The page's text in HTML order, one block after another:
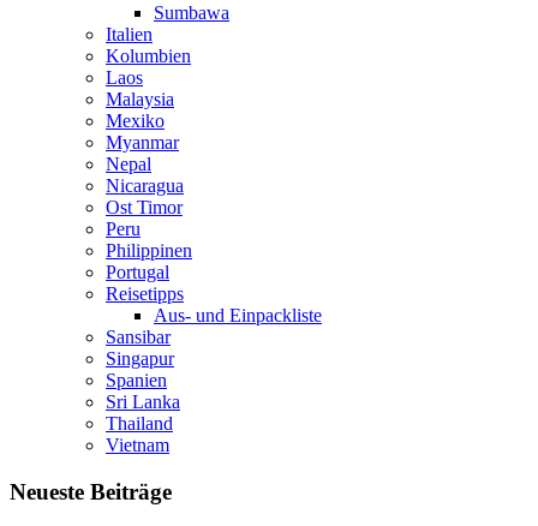
Sumbawa
Italien
Kolumbien
Laos
Malaysia
Mexiko
Myanmar
Nepal
Nicaragua
Ost Timor
Peru
Philippinen
Portugal
Reisetipps
Aus- und Einpackliste
Sansibar
Singapur
Spanien
Sri Lanka
Thailand
Vietnam
Neueste Beiträge